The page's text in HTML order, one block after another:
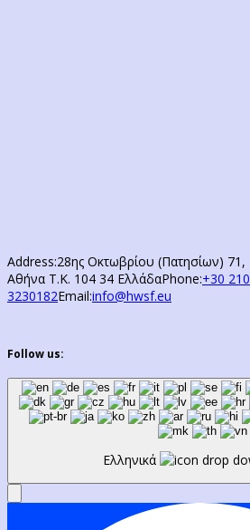
Address:28ης Οκτωβρίου (Πατησίων) 71,
Αθήνα Τ.Κ. 104 34 ΕλλάδαPhone:+30 210
3230182Email:info@hwsf.eu
Follow us:
Ελληνικά